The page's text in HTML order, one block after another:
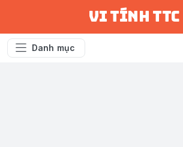
vi tính ttc
Danh mục